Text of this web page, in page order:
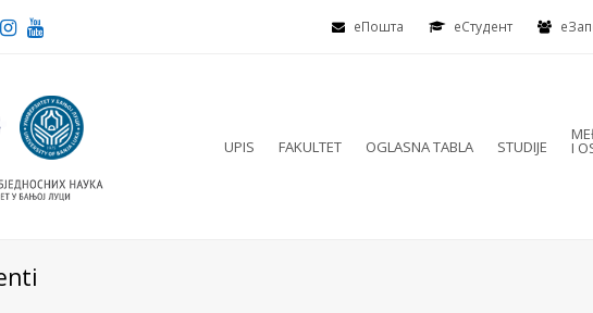
еПошта eСтудент
Instagram
Youtube
UPIS FAKULTET OGLASNA TABLA STUDIJE I